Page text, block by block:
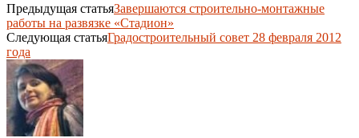
Предыдущая статьяЗавершаются строительно-монтажные
работы на развязке «Стадион»
Следующая статьяГрадостроительный совет 28 февраля 2012
года